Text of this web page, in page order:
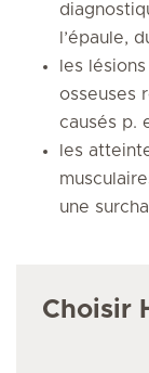
l’épaule,
les
osseuses
causés p.
les
une
Choisir